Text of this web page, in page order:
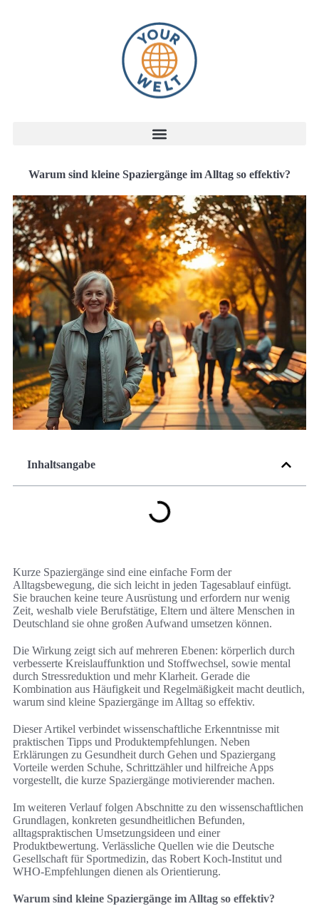
Warum sind kleine Spaziergänge im Alltag so effektiv?
Inhaltsangabe
Kurze Spaziergänge sind eine einfache Form der
Alltagsbewegung, die sich leicht in jeden Tagesablauf einfügt.
Sie brauchen keine teure Ausrüstung und erfordern nur wenig
Zeit, weshalb viele Berufstätige, Eltern und ältere Menschen in
Deutschland sie ohne großen Aufwand umsetzen können.
Die Wirkung zeigt sich auf mehreren Ebenen: körperlich durch
verbesserte Kreislauffunktion und Stoffwechsel, sowie mental
durch Stressreduktion und mehr Klarheit. Gerade die
Kombination aus Häufigkeit und Regelmäßigkeit macht deutlich,
warum sind kleine Spaziergänge im Alltag so effektiv.
Dieser Artikel verbindet wissenschaftliche Erkenntnisse mit
praktischen Tipps und Produktempfehlungen. Neben
Erklärungen zu Gesundheit durch Gehen und Spaziergang
Vorteile werden Schuhe, Schrittzähler und hilfreiche Apps
vorgestellt, die kurze Spaziergänge motivierender machen.
Im weiteren Verlauf folgen Abschnitte zu den wissenschaftlichen
Grundlagen, konkreten gesundheitlichen Befunden,
alltagspraktischen Umsetzungsideen und einer
Produktbewertung. Verlässliche Quellen wie die Deutsche
Gesellschaft für Sportmedizin, das Robert Koch-Institut und
WHO-Empfehlungen dienen als Orientierung.
Warum sind kleine Spaziergänge im Alltag so effektiv?